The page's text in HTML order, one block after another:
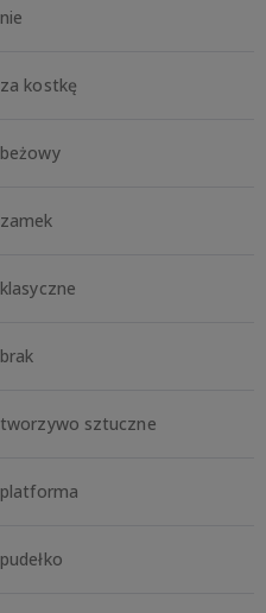
nie
za kostkę
beżowy
zamek
klasyczne
brak
tworzywo sztuczne
platforma
pudełko